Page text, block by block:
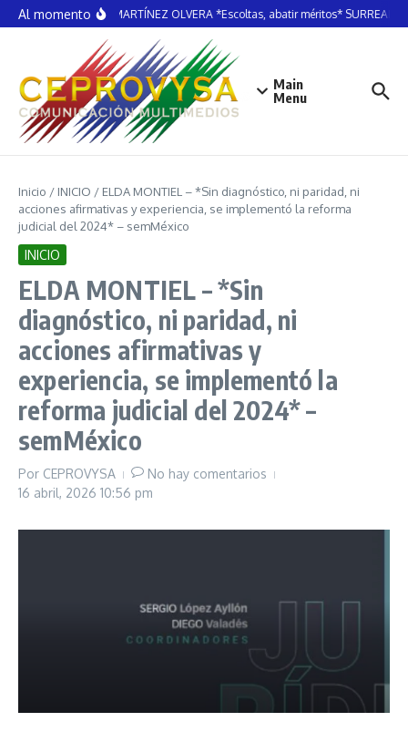
Saltar al contenido
Al momentoMARTÍN MARTÍNEZ OLVERA *Escoltas, abatir méritos*
Main
Menu
Inicio / INICIO / ELDA MONTIEL – *Sin diagnóstico, ni paridad, ni
acciones afirmativas y experiencia, se implementó la reforma
judicial del 2024* – semMéxico
INICIO
ELDA MONTIEL – *Sin
diagnóstico, ni paridad, ni
acciones afirmativas y
experiencia, se implementó la
reforma judicial del 2024* –
semMéxico
Por CEPROVYSA
No hay comentarios
16 abril, 2026 10:56 pm